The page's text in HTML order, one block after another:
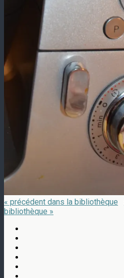
« précédent dans la bibliothèque
bibliothèque »